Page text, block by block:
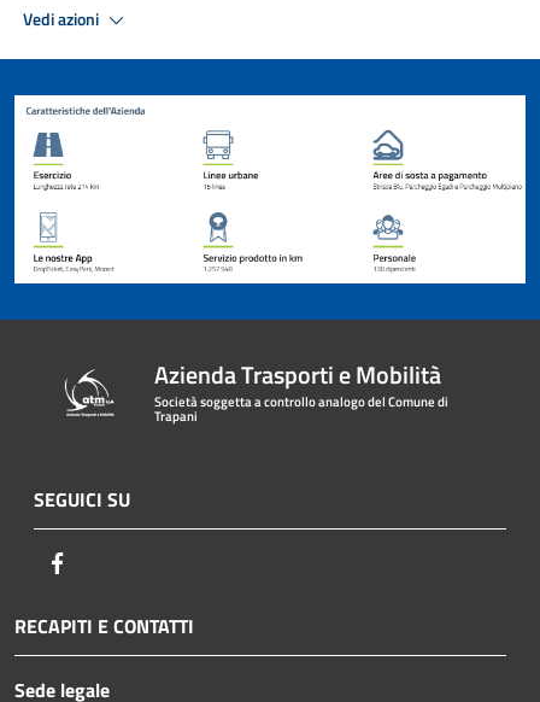
Vedi azioni
Azienda Trasporti e Mobilità
Società soggetta a controllo analogo del Comune di
Trapani
SEGUICI SU
RECAPITI E CONTATTI
Sede legale